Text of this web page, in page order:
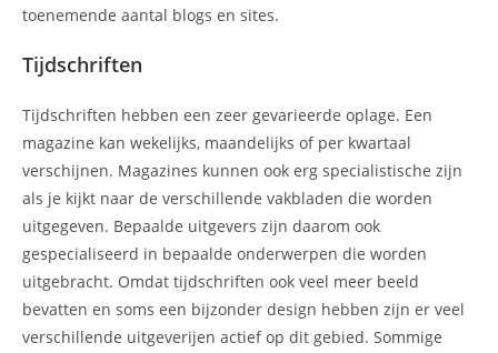
toenemende aantal blogs en sites.
Tijdschriften
Tijdschriften hebben een zeer gevarieerde oplage. Een
magazine kan wekelijks, maandelijks of per kwartaal
verschijnen. Magazines kunnen ook erg specialistische zijn
als je kijkt naar de verschillende vakbladen die worden
uitgegeven. Bepaalde uitgevers zijn daarom ook
gespecialiseerd in bepaalde onderwerpen die worden
uitgebracht. Omdat tijdschriften ook veel meer beeld
bevatten en soms een bijzonder design hebben zijn er veel
verschillende uitgeverijen actief op dit gebied. Sommige